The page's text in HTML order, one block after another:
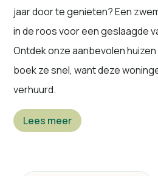
jaar door te genieten? Een
in de roos voor een geslaagde
Ontdek onze aanbevolen
boek ze snel, want deze
verhuurd.
Lees meer